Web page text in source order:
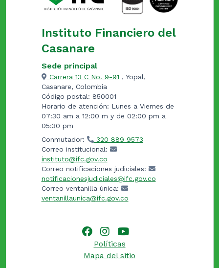
Instituto Financiero del
Casanare
Sede principal
Carrera 13 C No. 9-91 , Yopal,
Casanare, Colombia
Código postal: 850001
Horario de atención: Lunes a Viernes de
07:30 am a 12:00 m y de 02:00 pm a
05:30 pm
Conmutador:
320 889 9573
Correo institucional:
instituto@ifc.gov.co
Correo notificaciones judiciales:
notificacionesjudiciales@ifc.gov.co
Correo ventanilla única:
ventanillaunica@ifc.gov.co
Políticas
Mapa del sitio